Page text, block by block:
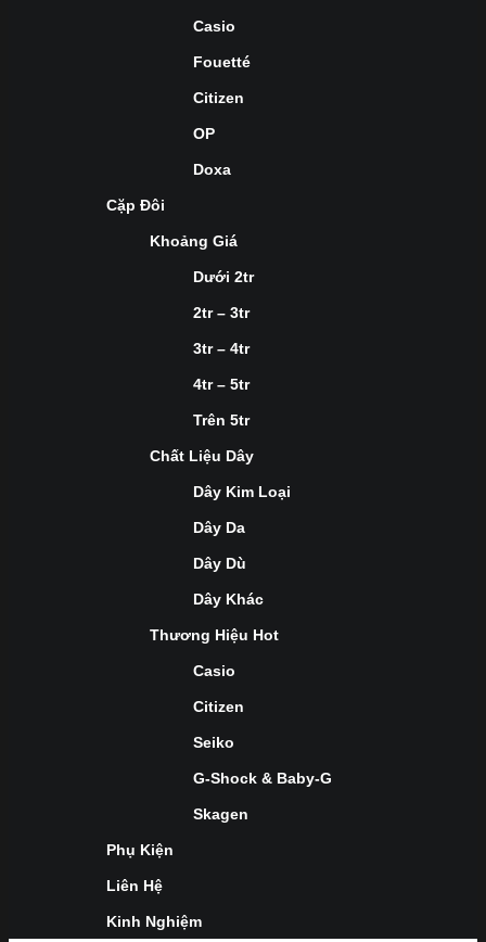
Casio
Fouetté
Citizen
OP
Doxa
Cặp Đôi
Khoảng Giá
Dưới 2tr
2tr – 3tr
3tr – 4tr
4tr – 5tr
Trên 5tr
Chất Liệu Dây
Dây Kim Loại
Dây Da
Dây Dù
Dây Khác
Thương Hiệu Hot
Casio
Citizen
Seiko
G-Shock & Baby-G
Skagen
Phụ Kiện
Liên Hệ
Kinh Nghiệm